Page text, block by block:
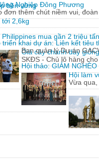
bền vững
2,6kg
mua gần 2 triệu
Giả cây chanh dây
SKĐS - Chủ lô hàng
Hội làm
Vừa qua,
Nghiệp Đông Phương
thêm chút niềm vui,
triển khai dự án: Liên kết tiêu
Ban quản lý Dự án
Hội thảo: GIẢM